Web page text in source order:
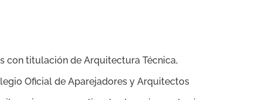
con titulación de Arquitectura Técnica,
Oficial de Aparejadores y Arquitectos